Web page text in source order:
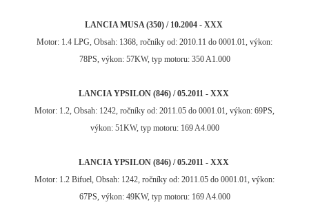
LANCIA MUSA (350) / 10.2004 - XXX
Motor: 1.4 LPG, Obsah: 1368, ročníky od: 2010.11 do 0001.01, výkon:
78PS, výkon: 57KW, typ motoru: 350 A1.000
LANCIA YPSILON (846) / 05.2011 - XXX
Motor: 1.2, Obsah: 1242, ročníky od: 2011.05 do 0001.01, výkon: 69PS,
výkon: 51KW, typ motoru: 169 A4.000
LANCIA YPSILON (846) / 05.2011 - XXX
Motor: 1.2 Bifuel, Obsah: 1242, ročníky od: 2011.05 do 0001.01, výkon:
67PS, výkon: 49KW, typ motoru: 169 A4.000